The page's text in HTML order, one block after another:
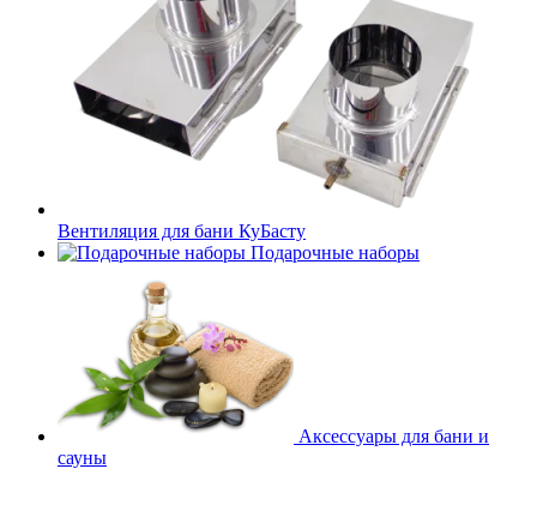
Вентиляция для бани КуБасту
Подарочные наборы
Аксессуары для бани и
сауны